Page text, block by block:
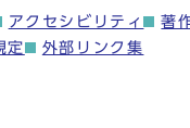
アクセシビリティ
著
定
外部リンク集